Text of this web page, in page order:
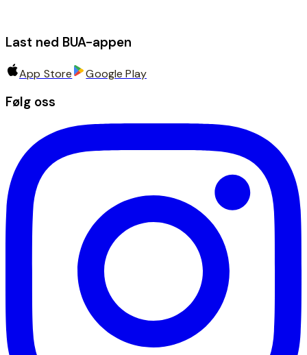
Last ned BUA-appen
App Store Google Play
Følg oss